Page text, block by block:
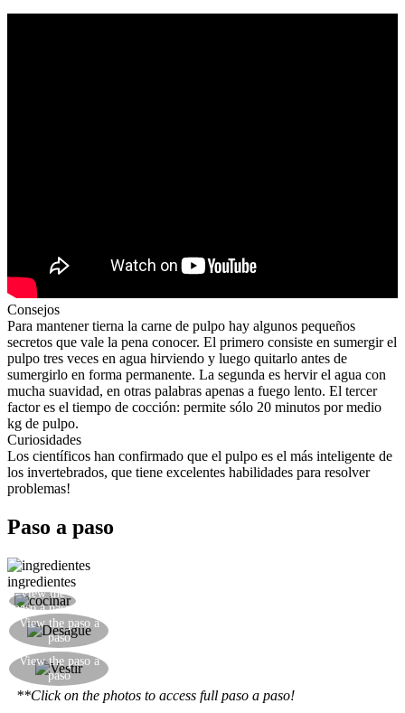
Consejos
Para mantener tierna la carne de pulpo hay algunos pequeños
secretos que vale la pena conocer. El primero consiste en sumergir el
pulpo tres veces en agua hirviendo y luego quitarlo antes de
sumergirlo en forma permanente. La segunda es hervir el agua con
mucha suavidad, en otras palabras apenas a fuego lento. El tercer
factor es el tiempo de cocción: permite sólo 20 minutos por medio
kg de pulpo.
Curiosidades
Los científicos han confirmado que el pulpo es el más inteligente de
los invertebrados, que tiene excelentes habilidades para resolver
problemas!
Paso a paso
ingredientes
View the
paso a paso
View the paso a
paso
View the paso a
paso
**Click on the photos to access full paso a paso!